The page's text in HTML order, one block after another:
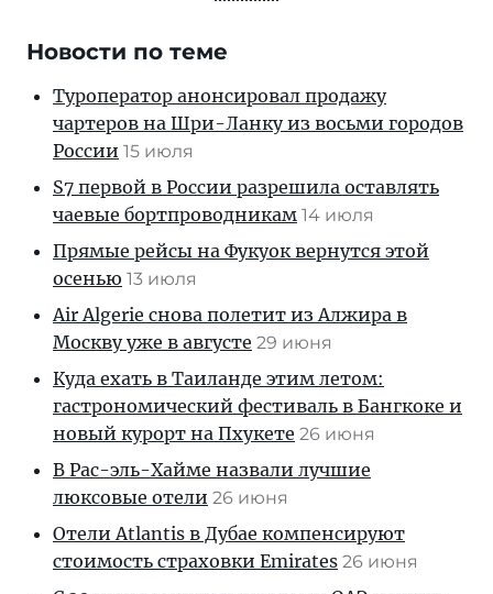
Новости по теме
Туроператор анонсировал продажу
чартеров на Шри-Ланку из восьми городов
России 15 июля
S7 первой в России разрешила оставлять
чаевые бортпроводникам 14 июля
Прямые рейсы на Фукуок вернутся этой
осенью 13 июля
Air Algerie снова полетит из Алжира в
Москву уже в августе 29 июня
Куда ехать в Таиланде этим летом:
гастрономический фестиваль в Бангкоке и
новый курорт на Пхукете 26 июня
В Рас-эль-Хайме назвали лучшие
люксовые отели 26 июня
Отели Atlantis в Дубае компенсируют
стоимость страховки Emirates 26 июня